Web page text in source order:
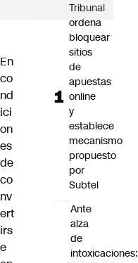
En
co
nd
ici
on
es
de
co
nv
ert
irs
e
Tribunal
ordena
bloquear
sitios
de
apuestas
online
y
establece
mecanismo
propuesto
por
Subtel
Ante
alza
de
intoxicaciones: